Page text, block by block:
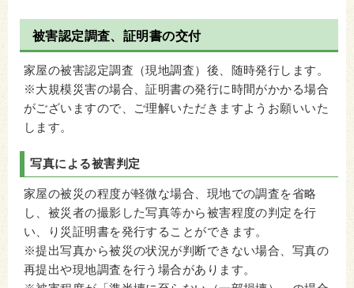
被害認定調査、証明書の交付
家屋の被害認定調査（現地調査）後、随時発行します。
※大規模災害の場合、証明書の発行に時間がかかる場合
がございますので、ご理解いただきますようお願いいた
します。
写真による被害判定
家屋の被災の程度が軽微な場合、現地での調査を省略
し、被災者の撮影した写真等から被害程度の判定を行
い、り災証明書を発行することができます。
※提出写真から被災の状況が判断できない場合、写真の
再提出や現地調査を行う場合があります。